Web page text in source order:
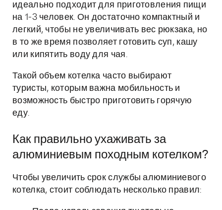
идеально подходит для приготовления пищи
на 1-3 человек. Он достаточно компактный и
легкий, чтобы не увеличивать вес рюкзака, но
в то же время позволяет готовить суп, кашу
или кипятить воду для чая.
Такой объем котелка часто выбирают
туристы, которым важна мобильность и
возможность быстро приготовить горячую
еду.
Как правильно ухаживать за
алюминиевым походным котелком?
Чтобы увеличить срок службы алюминиевого
котелка, стоит соблюдать несколько правил: